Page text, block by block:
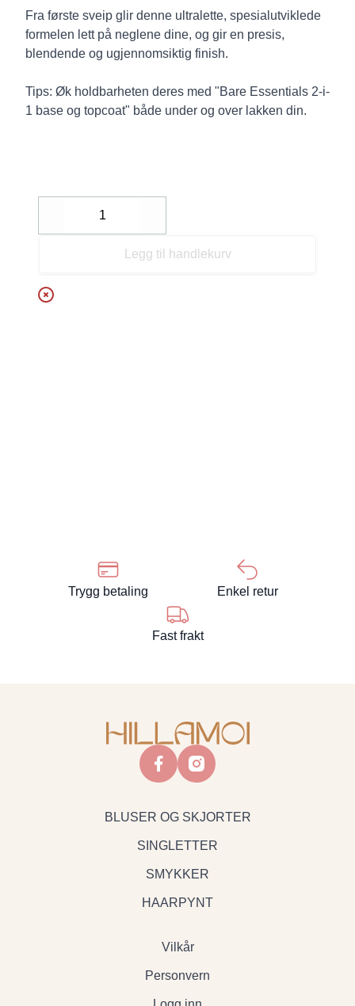
Fra første sveip glir denne ultralette, spesialutviklede
formelen lett på neglene dine, og gir en presis,
blendende og ugjennomsiktig finish.
Tips: Øk holdbarheten deres med "Bare Essentials 2-i-
1 base og topcoat" både under og over lakken din.
Decrease
Legg til handlekurv
Trygg betaling Enkel retur
Fast frakt
facebookinstagram
BLUSER OG SKJORTER
SINGLETTER
SMYKKER
HAARPYNT
Vilkår
Personvern